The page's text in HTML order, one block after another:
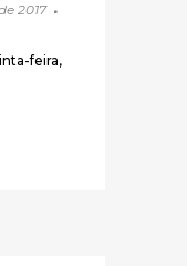
2017
feira,